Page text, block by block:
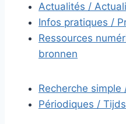
Actualités /
Infos pratiques /
Ressources
bronnen
Recherche simple
Périodiques /